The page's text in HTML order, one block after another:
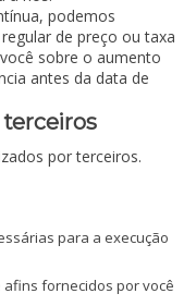
podemos
de preço ou taxa
sobre o aumento
antes da data de
por terceiros.
para a execução
fornecidos por você